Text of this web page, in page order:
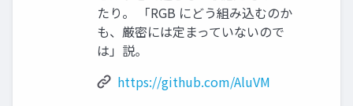
たり。 「RGB にどう組み込むのか
も、厳密には定まっていないので
は」説。
https://github.com/AluVM